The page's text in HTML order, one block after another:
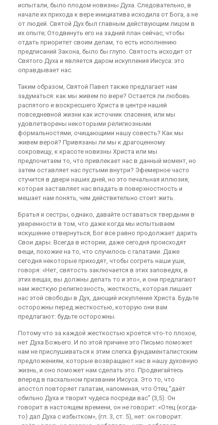
испытали, было плодом новизны Духа. Следовательно, в
начале их прихода к вере инициатива исходила от Бога, а не
от людей. Святой Дух был главным действующим лицом в
их опыте; Отодвинуть его на задний план сейчас, чтобы
отдать приоритет своим делам, то есть исполнению
предписаний Закона, было бы глупо. Святость исходит от
Святого Духа и является даром искупления Иисуса: это
оправдывает нас.
Таким образом, Святой Павел также предлагает нам
задуматься: как мы живем по вере? Остается ли любовь
распятого и воскресшего Христа в центре нашей
повседневной жизни как источник спасения, или мы
удовлетворены некоторыми религиозными
формальностями, очищающими нашу совесть? Как мы
живем верой? Привязаны ли мы к драгоценному
сокровищу, к красоте новизны Христа или мы
предпочитаем то, что привлекает нас в данный момент, но
затем оставляет нас пустыми внутри? Эфемерное часто
стучится в двери наших дней, но это печальная иллюзия,
которая заставляет нас впадать в поверхностность и
мешает нам понять, чем действительно стоит жить.
Братья и сестры, однако, давайте оставаться твердыми в
уверенности в том, что даже когда мы испытываем
искушение отвернуться, Бог все равно продолжает дарить
Свои дары. Всегда в истории, даже сегодня происходят
вещи, похожие на то, что случилось с галатами. Даже
сегодня некоторые приходят, чтобы согреть наши уши,
говоря: «Нет, святость заключается в этих заповедях, в
этих вещах, вы должны делать то и это», и они предлагают
нам жесткую религиозность, жесткость, которая лишает
нас этой свободы в Дух, дающий искупление Христа. Будьте
осторожны перед жесткостью, которую они вам
предлагают: будьте осторожны.
Потому что за каждой жесткостью кроется что-то плохое,
нет Духа Божьего. И по этой причине это Письмо поможет
нам не прислушиваться к этим слегка фундаменталистским
предложениям, которые возвращают нас в нашу духовную
жизнь, и оно поможет нам сделать это. Продвигайтесь
вперед в пасхальном призвании Иисуса. Это то, что
апостол повторяет галатам, напоминая, что Отец “даёт
обильно Духа и творит чудеса посреди вас” (3,5). Он
говорит в настоящем времени, он не говорит: «Отец (когда-
то) дал Духа с избытком», (гл. 3, ст. 5), нет: он говорит: